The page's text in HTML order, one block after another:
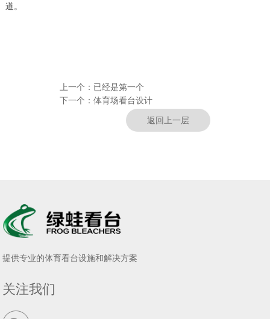
道。
上一个： 已经是第一个
下一个： 体育场看台设计
返回上一层
提供专业的体育看台设施和解决方案
关注我们